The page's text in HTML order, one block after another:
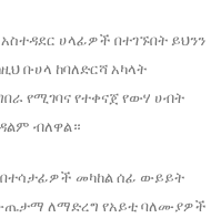
ሀላፊዎች በተገኙበት ይህንን
ቡሀላ ከባለድርሻ አካላት
የሚገባና የተቀናጀ የውሃ ሀብት
ብለዋል።
በተሳታፊዎች መካከል ሰፊ ውይይት
ለማድረግ የአይቲ ባለሙያዎች